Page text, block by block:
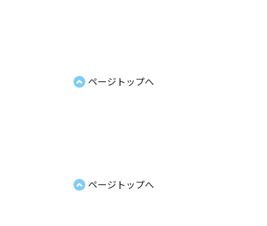
ページトップへ
ページトップへ